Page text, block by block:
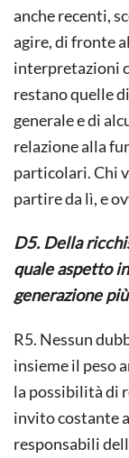
anche recenti,
agire, di fronte
interpretazioni
restano quelle
generale e di
relazione alla
particolari. Chi
partire da lì, e
D5. Della
quale aspetto
generazione
R5. Nessun
insieme il peso
la possibilità di
invito costante
responsabili